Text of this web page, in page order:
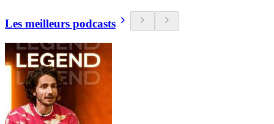
Les meilleurs podcasts